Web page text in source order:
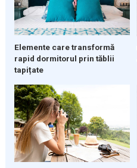
Elemente care transformă
rapid dormitorul prin tăblii
tapițate